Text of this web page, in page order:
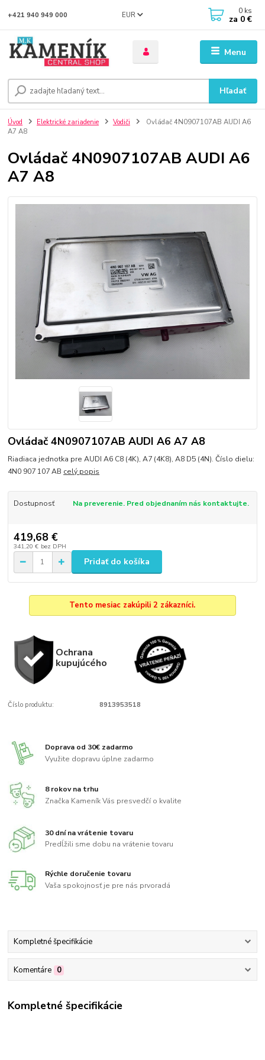
Menu
EUR
Hľadať
+421 940 949 000 0 ks
za 0 €
Úvod Elektrické zariadenie Vodiči
Ovládač 4N0907107AB AUDI A6
A7 A8
Ovládač 4N0907107AB AUDI A6
A7 A8
Ovládač 4N0907107AB AUDI A6 A7 A8
Riadiaca jednotka pre AUDI A6 C8 (4K), A7 (4K8), A8 D5 (4N). Číslo dielu:
4N0 907 107 AB celý popis
Dostupnosť Na preverenie. Pred objednaním nás kontaktujte.
419,68 €
341,20 € bez DPH
Pridať do košíka
Tento mesiac zakúpili 2 zákazníci.
Ochrana
kupujúcého
Číslo produktu: 8913953518
Doprava od 30€ zadarmo
Využite dopravu úplne zadarmo
8 rokov na trhu
Značka Kameník Vás presvedčí o kvalite
30 dní na vrátenie tovaru
Predĺžili sme dobu na vrátenie tovaru
Rýchle doručenie tovaru
Vaša spokojnosť je pre nás prvoradá
Kompletné špecifikácie
Komentáre 0
Kompletné špecifikácie